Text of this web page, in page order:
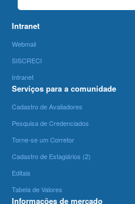
Intranet
Webmail
SISCRECI
Intranet
Serviços para a comunidade
Cadastro de Avaliadores
Pesquisa de Credenciados
Torne-se um Corretor
Cadastro de Estagiários (2)
Editais
Tabela de Valores
Informações de mercado